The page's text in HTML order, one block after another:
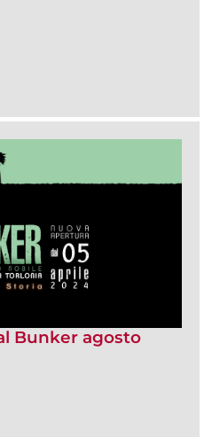
Bunker agosto